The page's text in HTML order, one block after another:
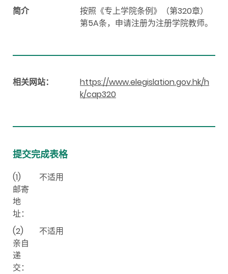
简介
按照《专上学院条例》（第320章）
第5A条，申请注册为注册学院教师。
相关网站：
https://www.elegislation.gov.hk/h
k/cap320
提交完成表格
(1)
邮寄
地
址：
不适用
(2)
亲自
递
交：
不适用